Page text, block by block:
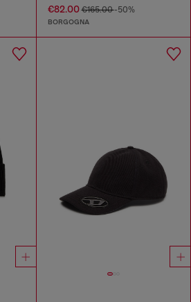
€82.00€165.00-50%
BORGOGNA